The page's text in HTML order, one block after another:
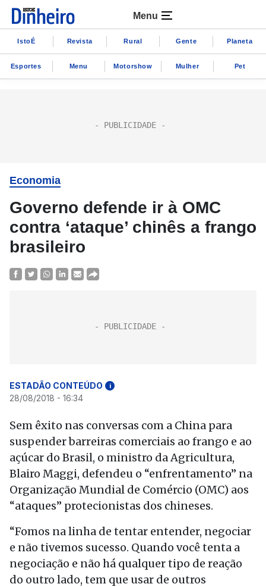
Menu
IstoÉ Revista Rural Gente Planeta
Esportes Menu Motorshow Mulher Pet
Economia
Governo defende ir à OMC
contra ‘ataque’ chinês a frango
brasileiro
ESTADÃO CONTEÚDO i
28/08/2018 - 16:34
Sem êxito nas conversas com a China para
suspender barreiras comerciais ao frango e ao
açúcar do Brasil, o ministro da Agricultura,
Blairo Maggi, defendeu o “enfrentamento” na
Organização Mundial de Comércio (OMC) aos
“ataques” protecionistas dos chineses.
“Fomos na linha de tentar entender, negociar
e não tivemos sucesso. Quando você tenta a
negociação e não há qualquer tipo de reação
do outro lado, tem que usar de outros